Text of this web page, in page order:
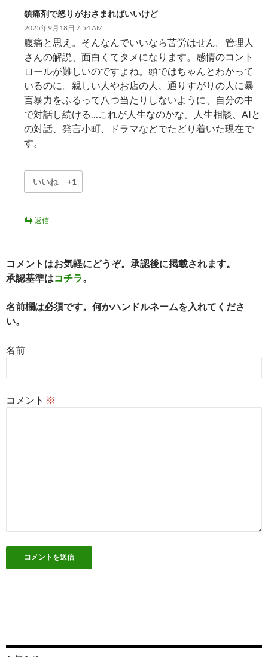
鎮痛剤で怒りがおさまればいいけど
2025年9月18日 7:54 AM
腹痛と思え。そんなんでいいなら苦労はせん。管理人
さんの解説、面白くてタメになります。感情のコント
ロールが難しいのですよね。頭ではちゃんとわかって
いるのに。親しい人やお店の人、通りすがりの人に暴
言暴力をふるって八つ当たりしないように、自分の中
で対話し続ける…これが人生なのかな。人生相談、AIと
の対話、発言小町、ドラマなどでたどり着いた現在で
す。
いいね +1
返信
コメントはお気軽にどうぞ。承認後に掲載されます。
承認基準はコチラ。
名前欄は必須です。何かハンドルネームを入れてくださ
い。
名前
コメント ※